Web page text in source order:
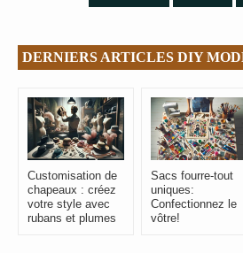
DERNIERS ARTICLES DIY
Customisation de
chapeaux : créez
votre style avec
rubans et plumes
Sacs fourre-tout
uniques:
Confectionnez le
vôtre!